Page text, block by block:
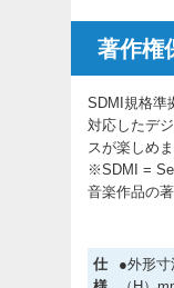
著作権
SDMI規格準
対応したデ
スが楽しめま
※SDMI =
音楽作品の
仕
●外形